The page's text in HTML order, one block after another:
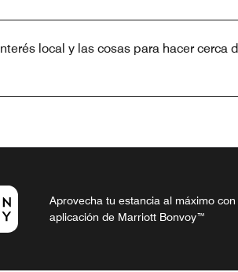
local y las cosas para hacer cerca
Aprovecha tu estancia al máximo con
aplicación de Marriott Bonvoy™